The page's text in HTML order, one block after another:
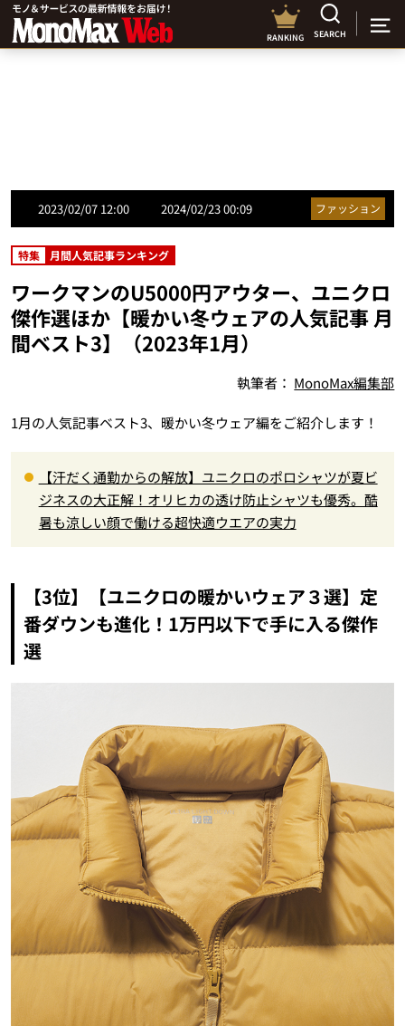
RANKING SEARCH
2023/02/07 12:00 2024/02/23 00:09 ファッション
特集 月間人気記事ランキング
ワークマンのU5000円アウター、ユニクロ
傑作選ほか【暖かい冬ウェアの人気記事 月
間ベスト3】（2023年1月）
執筆者： MonoMax編集部
1月の人気記事ベスト3、暖かい冬ウェア編をご紹介します！
【汗だく通勤からの解放】ユニクロのポロシャツが夏ビ
ジネスの大正解！オリヒカの透け防止シャツも優秀。酷
暑も涼しい顔で働ける超快適ウエアの実力
【3位】【ユニクロの暖かいウェア３選】定
番ダウンも進化！1万円以下で手に入る傑作
選